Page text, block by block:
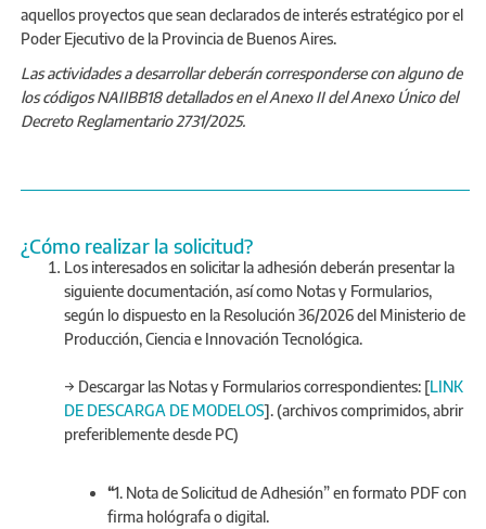
aquellos proyectos que sean declarados de interés estratégico por el
Poder Ejecutivo de la Provincia de Buenos Aires.
Las actividades a desarrollar deberán corresponderse con alguno de
los códigos NAIIBB18 detallados en el Anexo II del Anexo Único del
Decreto Reglamentario 2731/2025.
¿Cómo realizar la solicitud?
Los interesados en solicitar la adhesión deberán presentar la
siguiente documentación, así como Notas y Formularios,
según lo dispuesto en la Resolución 36/2026 del Ministerio de
Producción, Ciencia e Innovación Tecnológica.
→ Descargar las Notas y Formularios correspondientes: [LINK
DE DESCARGA DE MODELOS]. (archivos comprimidos, abrir
preferiblemente desde PC)
“1. Nota de Solicitud de Adhesión” en formato PDF con
firma hológrafa o digital.